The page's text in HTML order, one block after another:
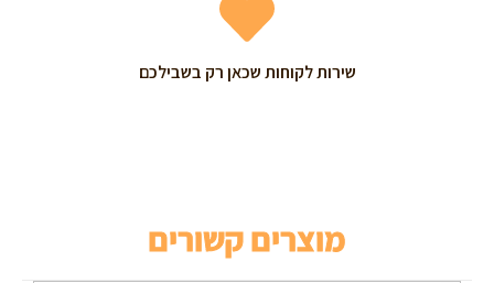
שירות לקוחות שכאן רק בשבילכם
מוצרים קשורים